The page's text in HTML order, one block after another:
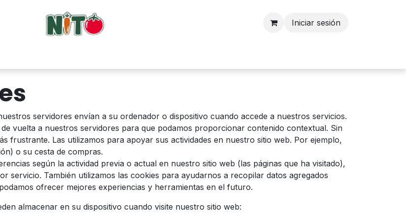
Iniciar sesión
servidores envían a su ordenador o dispositivo cuando accede a nuestros servicios.
vuelta a nuestros servidores para que podamos proporcionar contenido contextual. Sin
frustrante. Las utilizamos para apoyar sus actividades en nuestro sitio web. Por ejemplo,
o su cesta de compras.
según la actividad previa o actual en nuestro sitio web (las páginas que ha visitado),
servicio. También utilizamos las cookies para ayudarnos a recopilar datos agregados
ofrecer mejores experiencias y herramientas en el futuro.
almacenar en su dispositivo cuando visite nuestro sitio web: